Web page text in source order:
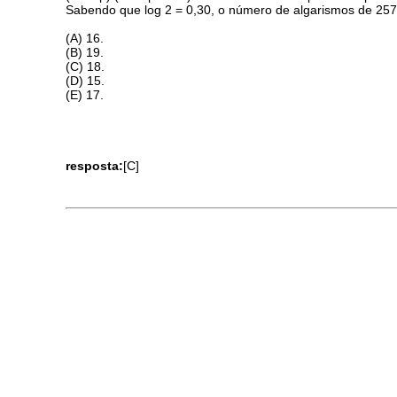
Sabendo que log 2 = 0,30, o número de algarismos de
(A) 16.
(B) 19.
(C) 18.
(D) 15.
(E) 17.
resposta:[C]